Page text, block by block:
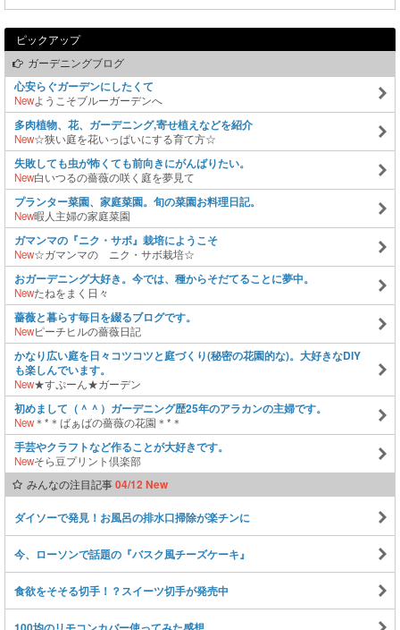
ピックアップ
ガーデニングブログ
心安らぐガーデンにしたくて
Newようこそブルーガーデンへ
多肉植物、花、ガーデニング,寄せ植えなどを紹介
New☆狭い庭を花いっぱいにする育て方☆
失敗しても虫が怖くても前向きにがんばりたい。
New白いつるの薔薇の咲く庭を夢見て
プランター菜園、家庭菜園。旬の菜園お料理日記。
New暇人主婦の家庭菜園
ガマンマの『ニク・サボ』栽培にようこそ
New☆ガマンマの ニク・サボ栽培☆
おガーデニング大好き。今では、種からそだてることに夢中。
Newたねをまく日々
薔薇と暮らす毎日を綴るブログです。
Newピーチヒルの薔薇日記
かなり広い庭を日々コツコツと庭づくり(秘密の花園的な)。大好きなDIY
も楽しんでいます。
New★すぷーん★ガーデン
初めまして（＾＾）ガーデニング歴25年のアラカンの主婦です。
New＊*＊ばぁばの薔薇の花園＊*＊
手芸やクラフトなど作ることが大好きです。
Newそら豆プリント倶楽部
みんなの注目記事04/12 New
ダイソーで発見！お風呂の排水口掃除が楽チンに
今、ローソンで話題の『バスク風チーズケーキ』
食欲をそそる切手！？スイーツ切手が発売中